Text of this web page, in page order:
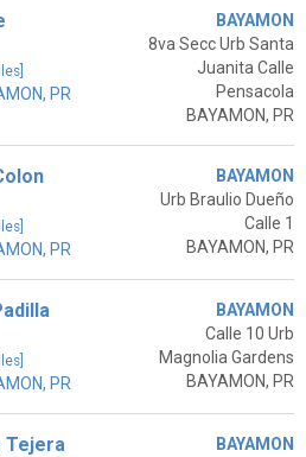
PR
BAYAMON
8va Secc Urb Santa
Juanita Calle
Pensacola
BAYAMON, PR
PR
BAYAMON
Urb Braulio Dueño
Calle 1
BAYAMON, PR
PR
BAYAMON
Calle 10 Urb
Magnolia Gardens
BAYAMON, PR
Tejera
BAYAMON